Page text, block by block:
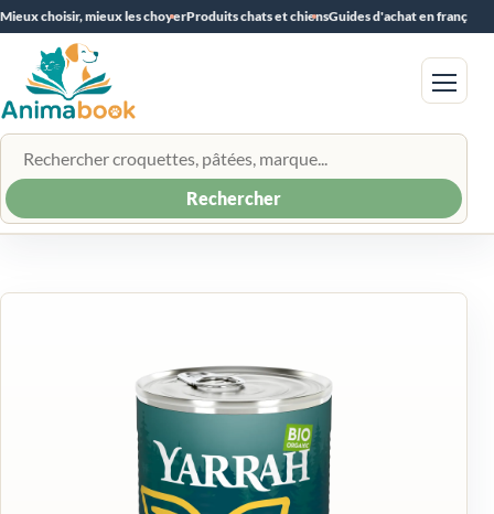
Mieux choisir, mieux les choyerProduits chats et chiensGuides d'achat en français
Rechercher un produit
Rechercher
Menu